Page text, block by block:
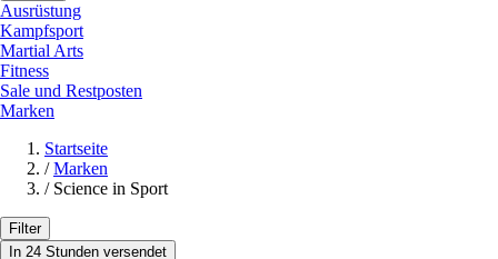
Ausrüstung
Kampfsport
Martial Arts
Fitness
Sale und Restposten
Marken
Startseite
/ Marken
/ Science in Sport
Filter
In 24 Stunden versendet